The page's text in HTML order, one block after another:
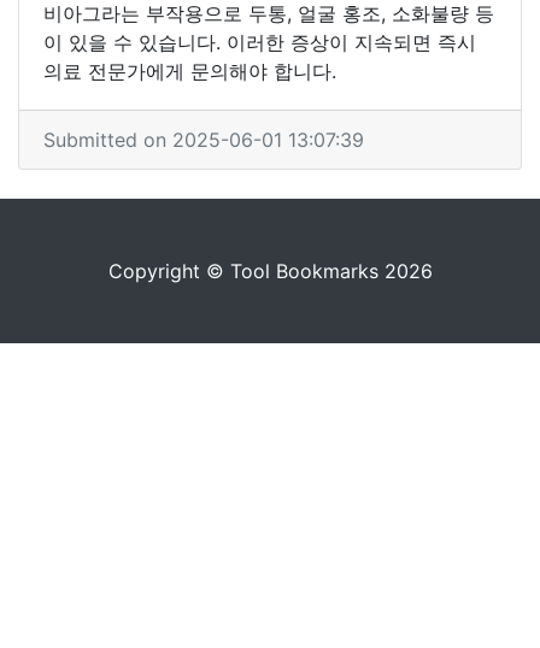
비아그라는 부작용으로 두통, 얼굴 홍조, 소화불량 등
이 있을 수 있습니다. 이러한 증상이 지속되면 즉시
의료 전문가에게 문의해야 합니다.
Submitted on 2025-06-01 13:07:39
Copyright © Tool Bookmarks 2026